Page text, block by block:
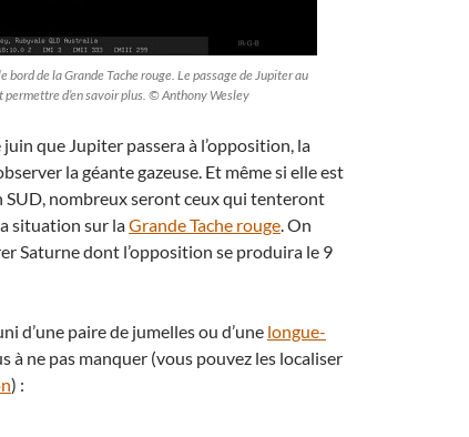
bord de la Grande Tache rouge. Le passage de Jupiter au
permettre d’en savoir plus. © Anthony Wesley
juin que Jupiter passera à l’opposition, la
la géante gazeuse. Et même si elle est
SUD, nombreux seront ceux qui tenteront
situation sur laGrande Tache rouge. On
Saturne dont l’opposition se produira le 9
d’une paire de jumelles ou d’une longue-
à ne pas manquer (vous pouvez les localiser
) :